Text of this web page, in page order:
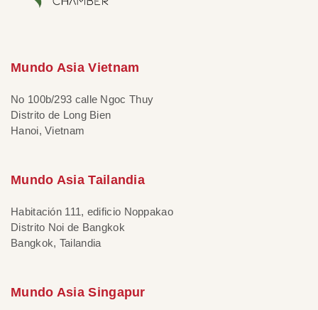
Mundo Asia Vietnam
No 100b/293 calle Ngoc Thuy
Distrito de Long Bien
Hanoi, Vietnam
Mundo Asia Tailandia
Habitación 111, edificio Noppakao
Distrito Noi de Bangkok
Bangkok, Tailandia
Mundo Asia Singapur